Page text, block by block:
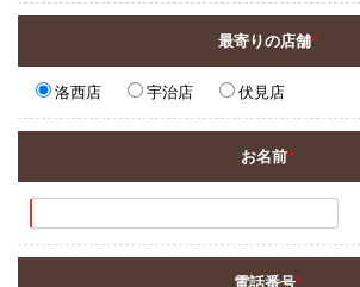
最寄りの店舗*
洛西店 宇治店 伏見店
お名前*
電話番号*